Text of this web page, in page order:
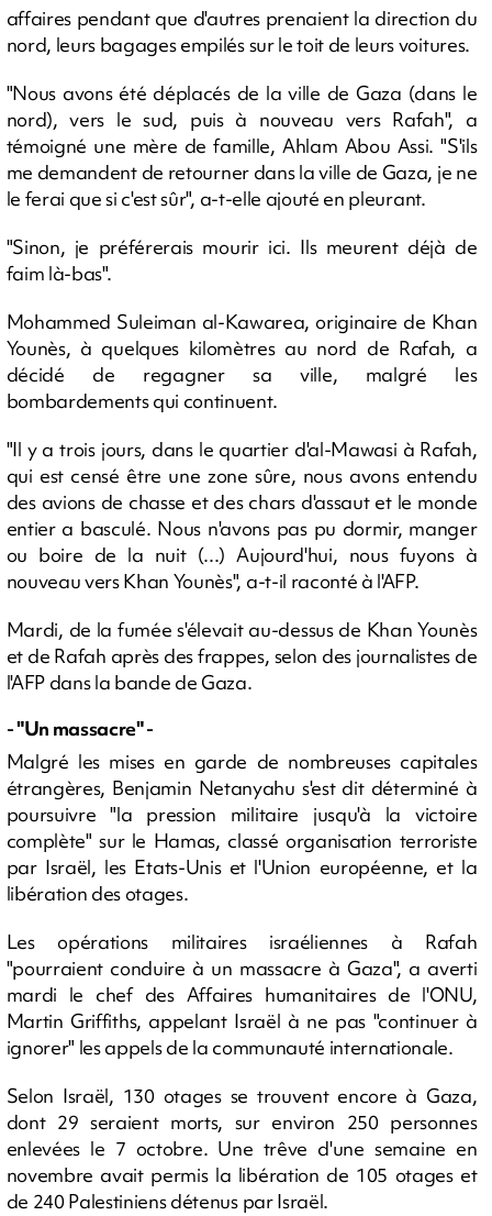
affaires pendant que d'autres prenaient la direction du
nord, leurs bagages empilés sur le toit de leurs voitures.
"Nous avons été déplacés de la ville de Gaza (dans le
nord), vers le sud, puis à nouveau vers Rafah", a
témoigné une mère de famille, Ahlam Abou Assi. "S'ils
me demandent de retourner dans la ville de Gaza, je ne
le ferai que si c'est sûr", a-t-elle ajouté en pleurant.
"Sinon, je préférerais mourir ici. Ils meurent déjà de
faim là-bas".
Mohammed Suleiman al-Kawarea, originaire de Khan
Younès, à quelques kilomètres au nord de Rafah, a
décidé de regagner sa ville, malgré les
bombardements qui continuent.
"Il y a trois jours, dans le quartier d'al-Mawasi à Rafah,
qui est censé être une zone sûre, nous avons entendu
des avions de chasse et des chars d'assaut et le monde
entier a basculé. Nous n'avons pas pu dormir, manger
ou boire de la nuit (...) Aujourd'hui, nous fuyons à
nouveau vers Khan Younès", a-t-il raconté à l'AFP.
Mardi, de la fumée s'élevait au-dessus de Khan Younès
et de Rafah après des frappes, selon des journalistes de
l'AFP dans la bande de Gaza.
- "Un massacre" -
Malgré les mises en garde de nombreuses capitales
étrangères, Benjamin Netanyahu s'est dit déterminé à
poursuivre "la pression militaire jusqu'à la victoire
complète" sur le Hamas, classé organisation terroriste
par Israël, les Etats-Unis et l'Union européenne, et la
libération des otages.
Les opérations militaires israéliennes à Rafah
"pourraient conduire à un massacre à Gaza", a averti
mardi le chef des Affaires humanitaires de l'ONU,
Martin Griffiths, appelant Israël à ne pas "continuer à
ignorer" les appels de la communauté internationale.
Selon Israël, 130 otages se trouvent encore à Gaza,
dont 29 seraient morts, sur environ 250 personnes
enlevées le 7 octobre. Une trêve d'une semaine en
novembre avait permis la libération de 105 otages et
de 240 Palestiniens détenus par Israël.